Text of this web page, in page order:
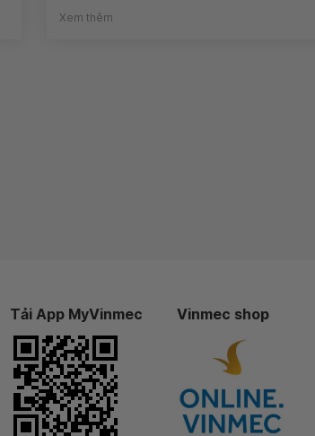
Xem thêm
Tải App MyVinmec Vinmec shop